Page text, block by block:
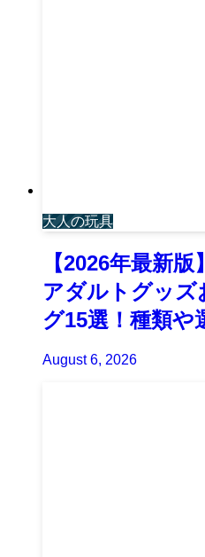
大人の玩具
【2026年最新
アダルトグッズ
グ15選！種類や
August 6, 2026